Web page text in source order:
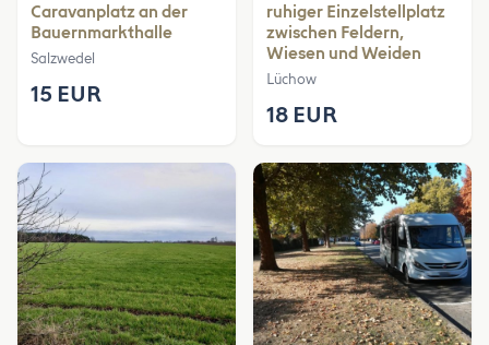
Caravanplatz an der
Bauernmarkthalle
Salzwedel
15 EUR
ruhiger Einzelstellplatz
zwischen Feldern,
Wiesen und Weiden
Lüchow
18 EUR